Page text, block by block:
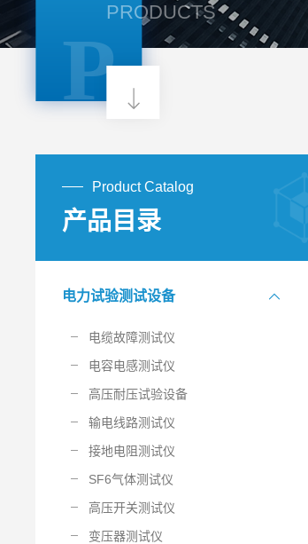
P
PRODUCTS
Product Catalog
产品目录
电力试验测试设备
电缆故障测试仪
电容电感测试仪
高压耐压试验设备
输电线路测试仪
接地电阻测试仪
SF6气体测试仪
高压开关测试仪
变压器测试仪